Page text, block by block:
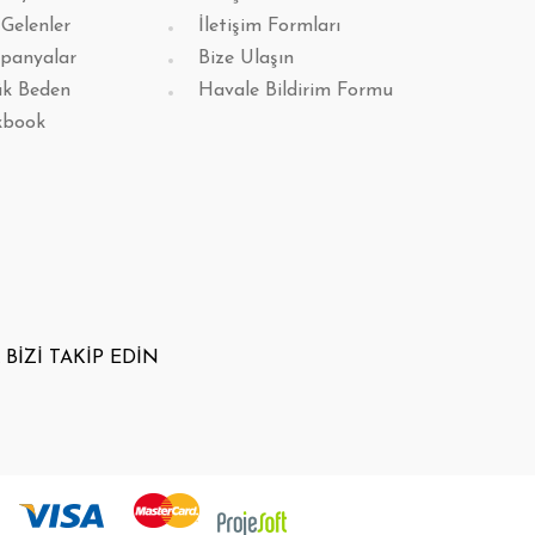
Beden
İletişim Formları
Bize Ulaşın
Havale Bildirim Formu
BİZİ TAKİP EDİN